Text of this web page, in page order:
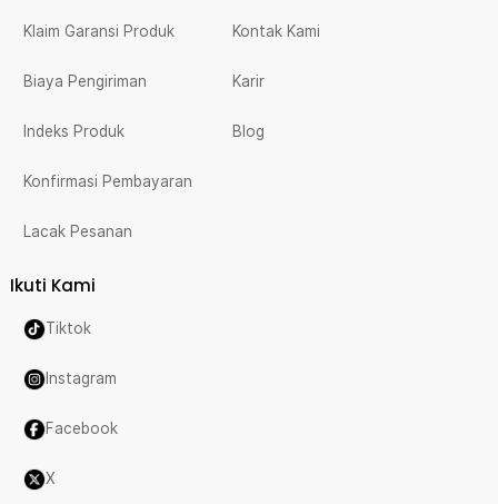
Klaim Garansi Produk
Biaya Pengiriman
Indeks Produk
Konfirmasi Pembayaran
Lacak Pesanan
Kontak Kami
Karir
Blog
Ikuti Kami
Tiktok
Instagram
Facebook
X